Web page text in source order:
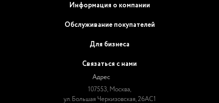
Информация о компании
Обслуживание покупателей
Для бизнеса
Связаться с нами
Адрес
107553, Москва,
ул. Большая Черкизовская, 26АС1